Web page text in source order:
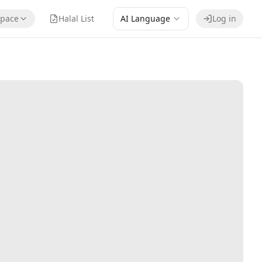
Halal List AI Language Log in